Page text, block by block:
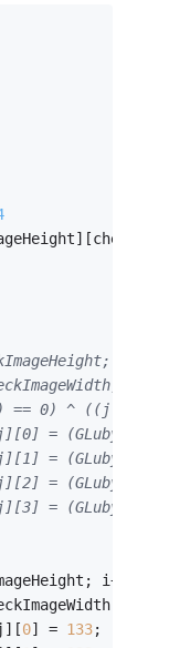
i++){
== 0) ^ ((j &
= (GLubyte)c;
= (GLubyte)c;
= (GLubyte)c;
=
i++){
0] = 133;